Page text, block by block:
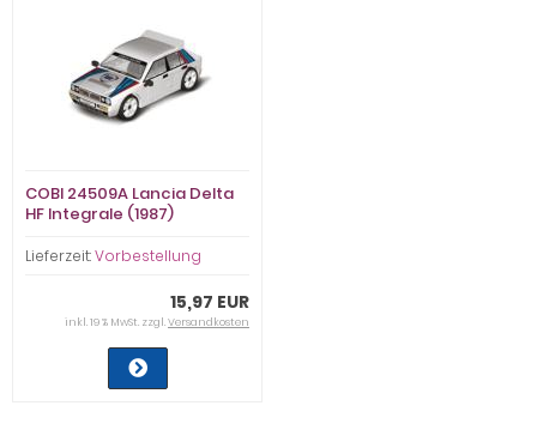
COBI 24509A Lancia Delta
HF Integrale (1987)
Lieferzeit:Vorbestellung
15,97 EUR
inkl. 19 % MwSt. zzgl.Versandkosten